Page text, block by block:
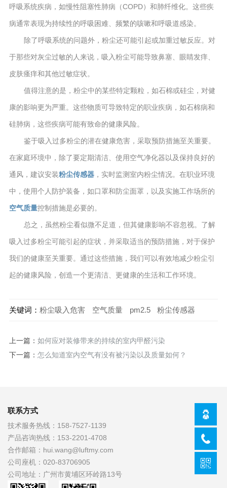
呼吸系统疾病，如慢性阻塞性肺病（COPD）和肺纤维化。这些疾
病通常表现为持续性的呼吸困难、频繁的咳嗽和呼吸道感染。
除了呼吸系统的问题外，粉尘还可能引起或加重过敏反应。对
于那些对灰尘过敏的人来说，吸入粉尘可能导致鼻塞、眼睛发痒、
皮肤瘙痒和其他过敏症状。
值得注意的是，粉尘中的某些特定颗粒，如石棉或硅尘，对健
康的影响更为严重。这些物质可导致特定的职业疾病，如石棉病和
硅肺病，这些疾病可能有致命的健康风险。
鉴于吸入过多粉尘的潜在健康危害，采取预防措施至关重要。
在家庭环境中，除了要定期清洁、使用空气净化器以及保持良好的
通风，建议安装粉尘传感器，实时监测室内粉尘情况。在职业环境
中，使用个人防护装备，如口罩和防尘面罩，以及实施工作场所的
空气质量控制措施是必要的。
总之，虽然粉尘看似微不足道，但其健康影响不容忽视。了解
吸入过多粉尘可能引起的症状，并采取适当的预防措施，对于保护
我们的健康至关重要。通过这些措施，我们可以有效地减少粉尘引
起的健康风险，创造一个更清洁、更健康的生活和工作环境。
关键词： 粉尘吸入危害 空气质量 pm2.5 粉尘传感器
上一篇： 如何应对装修带来的持续的室内甲醛污染
下一篇： 怎么知道室内空气有没有被污染以及质量如何？
联系方式
技术服务热线： 158-7527-1139
产品咨询热线： 153-2201-4708
合作邮箱： hui.wang@luftmy.com
公司座机： 020-83706905
公司地址： 广州市黄埔区环岭路13号